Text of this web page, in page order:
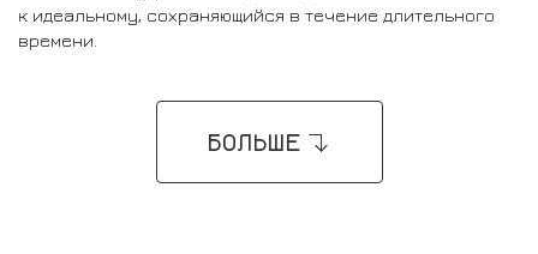
к идеальному, сохраняющийся в течение длительного
времени.
БОЛЬШЕ